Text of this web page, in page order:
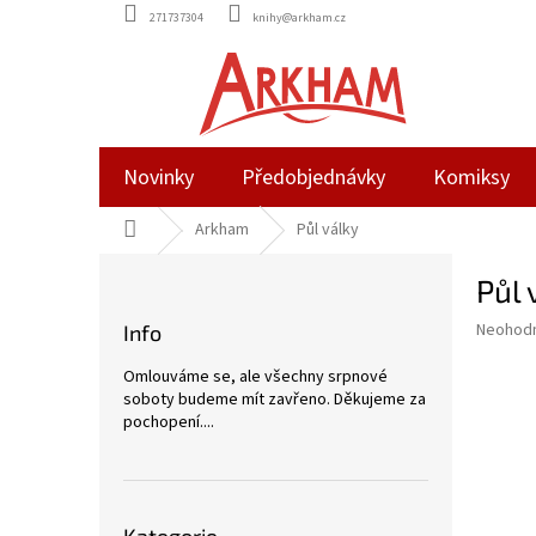
271737304 knihy@arkham.cz
Novinky Předobjednávky Komiksy
Domů Arkham Půl války
Info
Omlouváme se, ale všechny srpnové
soboty budeme mít zavřeno. Děkujeme za
pochopení....
Půl